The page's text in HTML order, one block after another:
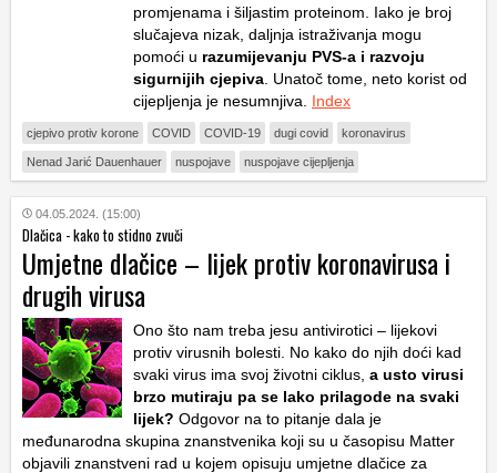
promjenama i šiljastim proteinom. Iako je broj
slučajeva nizak, daljnja istraživanja mogu
pomoći u razumijevanju PVS-a i razvoju
sigurnijih cjepiva . Unatoč tome, neto korist od
cijepljenja je nesumnjiva. Index
cjepivo protiv korone COVID COVID-19 dugi covid koronavirus
Nenad Jarić Dauenhauer nuspojave nuspojave cijepljenja
04.05.2024. (15:00)
Dlačica - kako to stidno zvuči
Umjetne dlačice – lijek protiv koronavirusa i
drugih virusa
Ono što nam treba jesu antivirotici – lijekovi
protiv virusnih bolesti. No kako do njih doći kad
svaki virus ima svoj životni ciklus, a usto virusi
brzo mutiraju pa se lako prilagode na svaki
lijek? Odgovor na to pitanje dala je
međunarodna skupina znanstvenika koji su u časopisu Matter
objavili znanstveni rad u kojem opisuju umjetne dlačice za